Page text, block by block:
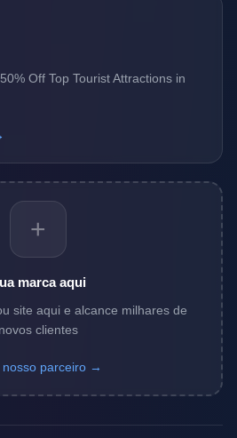
Off Top Tourist Attractions in
+
marca aqui
site aqui e alcance milhares de
novos clientes
nosso parceiro →